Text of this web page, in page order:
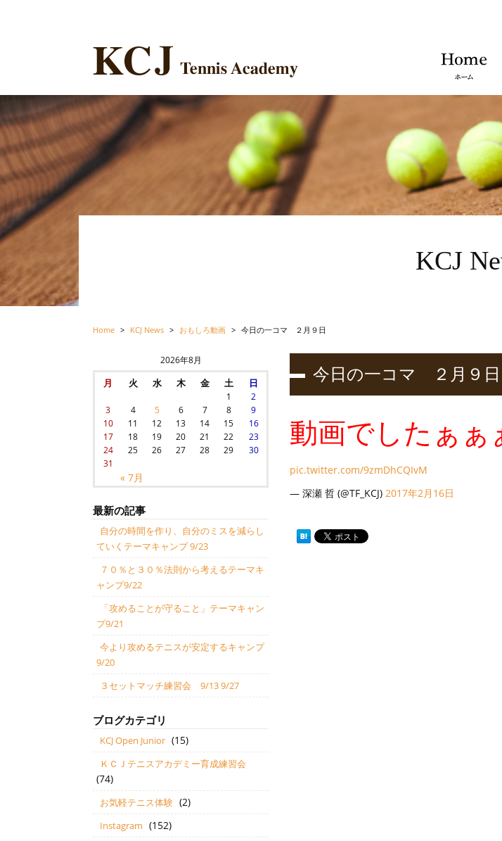
KCJ
Home > KCJ News > おもしろ動画 > 今日の一コマ ２月９日
今日の一コマ ２月９日
動画でしたぁぁ
pic.twitter.com/9zmDhCQIvM
— 深瀬 哲 (@TF_KCJ) 2017年2月16日
2026年8月
月 火 水 木 金 土 日
« 7月
1
2
3
4 5 6 7 8
9
10
11 12 13 14 15
16
17
18 19 20 21 22
23
24
25 26 27 28 29
30
31
最新の記事
自分の時間を作り、自分のミスを減らし
ていくテーマキャンプ 9/23
７０％と３０％法則から考えるテーマキ
ャンプ9/22
「攻めることが守ること」テーマキャン
プ9/21
今より攻めるテニスが安定するキャンプ
9/20
３セットマッチ練習会 9/13 9/27
ブログカテゴリ
KCJ Open Junior (15)
ＫＣＪテニスアカデミー育成練習会
(74)
お気軽テニス体験 (2)
Instagram (152)